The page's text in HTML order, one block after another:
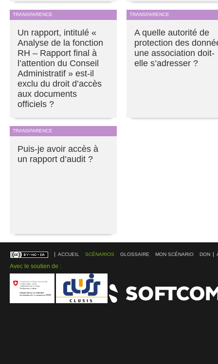
TRANSPARENCE
Un rapport, intitulé «
Analyse de la fonction
RH – Rapport final à
l’attention du Conseil
Administratif » est-il
exclu du droit d’accès
aux documents
officiels ?
TRANSPARENCE
A quelle autorité de
protection des
une association doit-
elle s’adresser ?
TRANSPARENCE
Puis-je avoir accès à
un rapport d’audit ?
ACCUEIL SCÉNARIOS GLOSSAIRE MON SCÉNARIO DON
Avec le soutien de :